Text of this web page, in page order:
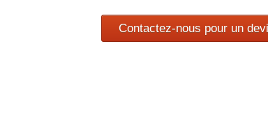
Contactez-nous pour un